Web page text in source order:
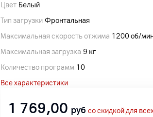
Цвет Белый
Тип загрузки Фронтальная
Максимальная скорость отжима 1200 об/
Максимальная загрузка 9 кг
Количество программ 10
Все характеристики
1 769,00 руб со скидкой для